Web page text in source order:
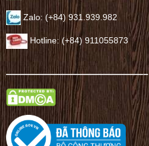
Zalo: (+84) 931.939.982
Hotline: (+84) 911055873
——————————————–